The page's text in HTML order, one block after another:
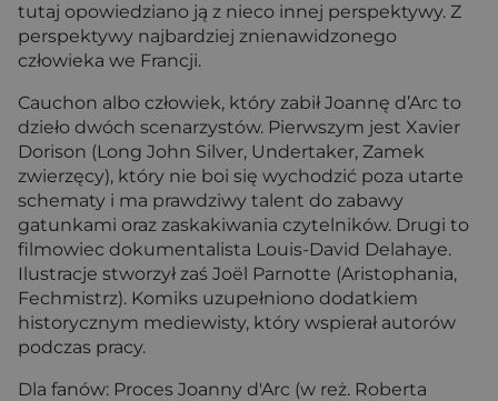
tutaj opowiedziano ją z nieco innej perspektywy. Z
perspektywy najbardziej znienawidzonego
człowieka we Francji.
Cauchon albo człowiek, który zabił Joannę d’Arc to
dzieło dwóch scenarzystów. Pierwszym jest Xavier
Dorison (Long John Silver, Undertaker, Zamek
zwierzęcy), który nie boi się wychodzić poza utarte
schematy i ma prawdziwy talent do zabawy
gatunkami oraz zaskakiwania czytelników. Drugi to
filmowiec dokumentalista Louis-David Delahaye.
Ilustracje stworzył zaś Joël Parnotte (Aristophania,
Fechmistrz). Komiks uzupełniono dodatkiem
historycznym mediewisty, który wspierał autorów
podczas pracy.
Dla fanów: Proces Joanny d'Arc (w reż. Roberta